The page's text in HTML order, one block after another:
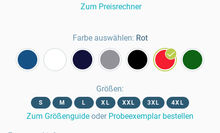
Zum Preisrechner
Farbe auswählen: Rot
Größen:
S M L XL XXL 3XL 4XL
Zum Größenguide oder Probeexemplar bestellen